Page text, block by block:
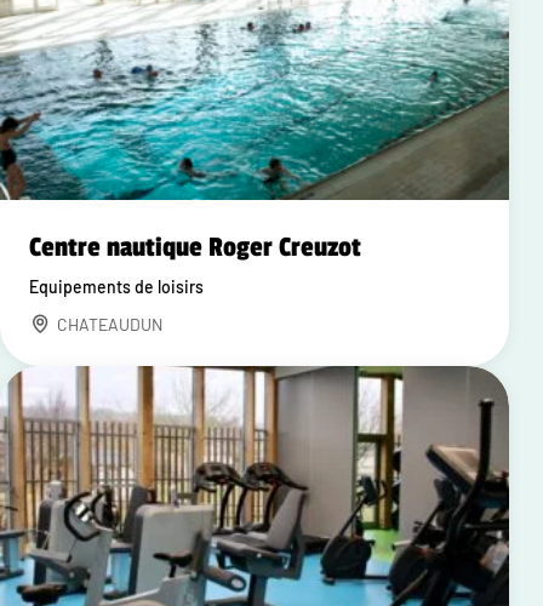
Centre nautique Roger Creuzot
Equipements de loisirs
CHATEAUDUN